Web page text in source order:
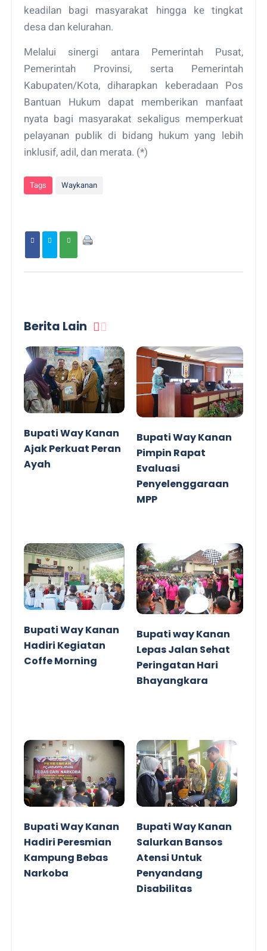
keadilan bagi masyarakat hingga ke tingkat
desa dan kelurahan.
Melalui sinergi antara Pemerintah Pusat,
Pemerintah Provinsi, serta Pemerintah
Kabupaten/Kota, diharapkan keberadaan Pos
Bantuan Hukum dapat memberikan manfaat
nyata bagi masyarakat sekaligus memperkuat
pelayanan publik di bidang hukum yang lebih
inklusif, adil, dan merata. (*)
Tags Waykanan
Berita Lain
Bupati Way Kanan
Ajak Perkuat Peran
Ayah
Bupati Way Kanan
Pimpin Rapat
Evaluasi
Penyelenggaraan
MPP
Bupati Way Kanan
Hadiri Kegiatan
Coffe Morning
Bupati way Kanan
Lepas Jalan Sehat
Peringatan Hari
Bhayangkara
Bupati Way Kanan
Hadiri Peresmian
Kampung Bebas
Narkoba
Bupati Way Kanan
Salurkan Bansos
Atensi Untuk
Penyandang
Disabilitas